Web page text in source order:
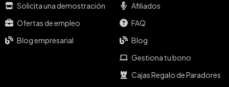
Solicita una demostración
Ofertas de empleo
Blog empresarial
Afiliados
FAQ
Blog
Gestiona tu bono
Cajas Regalo de Paradores